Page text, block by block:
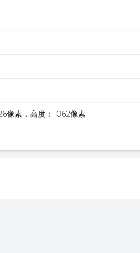
像素，高度：1062像素